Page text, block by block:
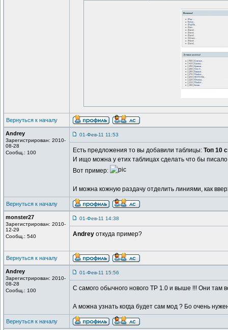
Вернуться к началу
Andrey
Зарегистрирован: 2010-
08-28
Сообщ.: 100
01-Фев-11 11:53
Есть предложения то вы добавили таблицы: Топ 10
И ищо можна у етих таблицах сделать что бы
Вот пример:
И можна кожную раздачу отделить линиями, как
Вернуться к началу
monster27
Зарегистрирован: 2010-
12-29
Сообщ.: 540
01-Фев-11 14:38
Andrey откуда пример?
Вернуться к началу
Andrey
Зарегистрирован: 2010-
08-28
Сообщ.: 100
01-Фев-11 15:56
С самого обычного нового ТР 1.0 и выше !!! Они там
А можна узнать когда будет сам мод ? Бо очень
Вернуться к началу